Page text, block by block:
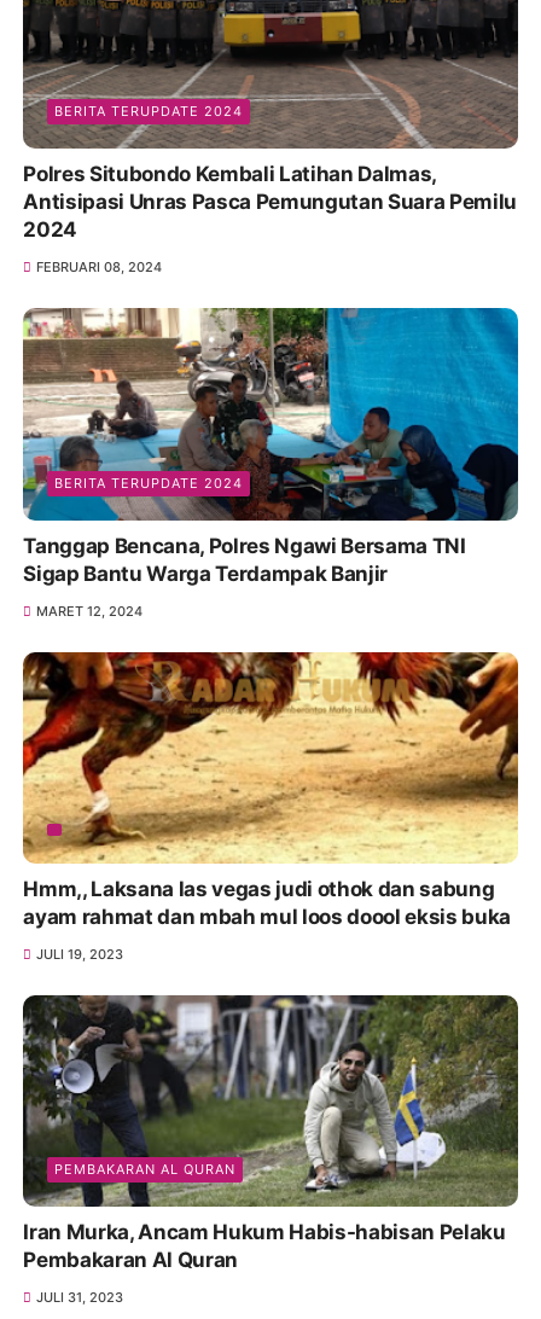
BERITA TERUPDATE 2024
Polres Situbondo Kembali Latihan Dalmas,
Antisipasi Unras Pasca Pemungutan Suara Pemilu
2024
FEBRUARI 08, 2024
BERITA TERUPDATE 2024
Tanggap Bencana, Polres Ngawi Bersama TNI
Sigap Bantu Warga Terdampak Banjir
MARET 12, 2024
Hmm,, Laksana las vegas judi othok dan sabung
ayam rahmat dan mbah mul loos doool eksis buka
JULI 19, 2023
PEMBAKARAN AL QURAN
Iran Murka, Ancam Hukum Habis-habisan Pelaku
Pembakaran Al Quran
JULI 31, 2023